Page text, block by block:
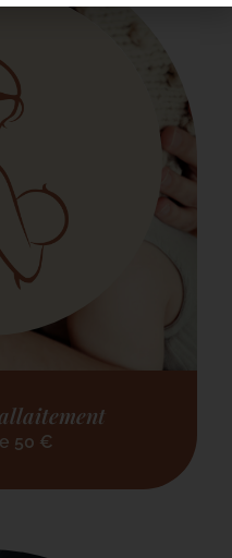
50 €